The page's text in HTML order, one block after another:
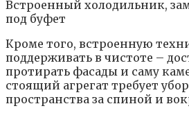
Встроенный холодильник,
под буфет
Кроме того, встроенную
поддерживать в чистоте –
протирать фасады и саму
стоящий агрегат требует
пространства за спиной и